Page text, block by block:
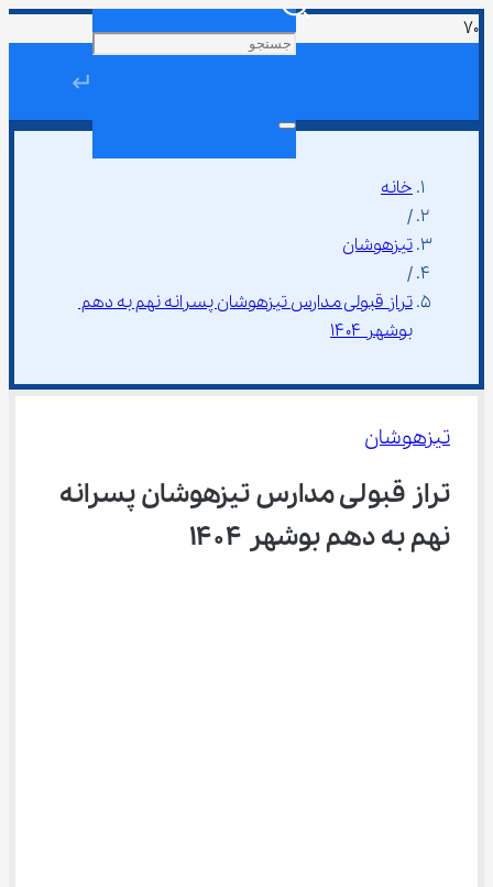
↵
خانه
/
تیزهوشان
/
تراز قبولی مدارس تیزهوشان پسرانه نهم به دهم
بوشهر ۱۴۰۴
تیزهوشان
تراز قبولی مدارس تیزهوشان پسرانه
نهم به دهم بوشهر ۱۴۰۴